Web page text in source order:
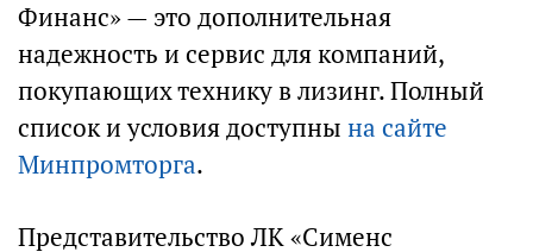
Финанс» — это дополнительная
надежность и сервис для компаний,
покупающих технику в лизинг. Полный
список и условия доступны на сайте
Минпромторга.
Представительство ЛК «Сименс